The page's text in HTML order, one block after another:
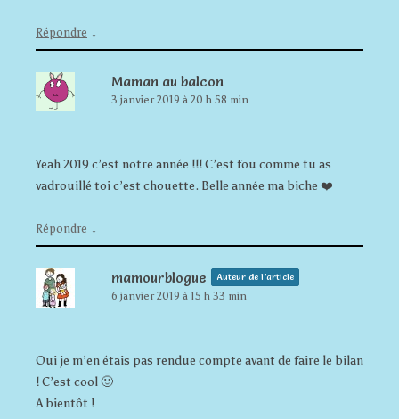
Répondre ↓
Maman au balcon
3 janvier 2019 à 20 h 58 min
Yeah 2019 c’est notre année !!! C’est fou comme tu as
vadrouillé toi c’est chouette. Belle année ma biche ❤️
Répondre ↓
mamourblogue Auteur de l’article
6 janvier 2019 à 15 h 33 min
Oui je m’en étais pas rendue compte avant de faire le bilan
! C’est cool 🙂
A bientôt !